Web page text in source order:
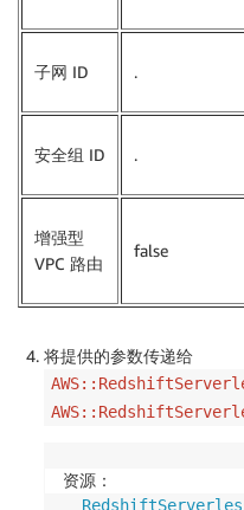
子网 ID .
安全组 ID .
增强型
VPC 路由
false
将提供的参数传递给
资源：